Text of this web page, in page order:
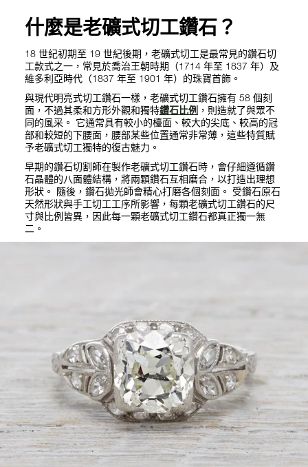
什麼是老礦式切工鑽石？
18 世紀初期至 19 世紀後期，老礦式切工是最常見的鑽石切
工款式之一，常見於喬治王朝時期（1714 年至 1837 年）及
維多利亞時代（1837 年至 1901 年）的珠寶首飾。
與現代明亮式切工鑽石一樣，老礦式切工鑽石擁有 58 個刻
面，不過其柔和方形外觀和獨特鑽石比例 ，則造就了與眾不
同的風采。 它通常具有較小的檯面、較大的尖底、較高的冠
部和較短的下腰面，腰部某些位置通常非常薄，這些特質賦
予老礦式切工獨特的復古魅力。
早期的鑽石切割師在製作老礦式切工鑽石時，會仔細遵循鑽
石晶體的八面體結構，將兩顆鑽石互相磨合，以打造出理想
形狀。 隨後，鑽石拋光師會精心打磨各個刻面。 受鑽石原石
天然形狀與手工切工工序所影響，每顆老礦式切工鑽石的尺
寸與比例皆異，因此每一顆老礦式切工鑽石都真正獨一無
二。